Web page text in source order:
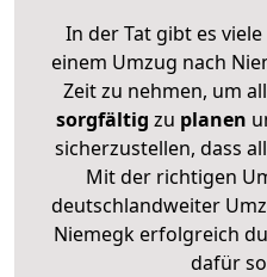
In der Tat gibt es
einem Umzug nach
Zeit zu nehmen, um
sorgfältig zu planen
sicherzustellen, dass
Mit der richtigen
deutschlandweiter
Niemegk erfolgreich
dafür